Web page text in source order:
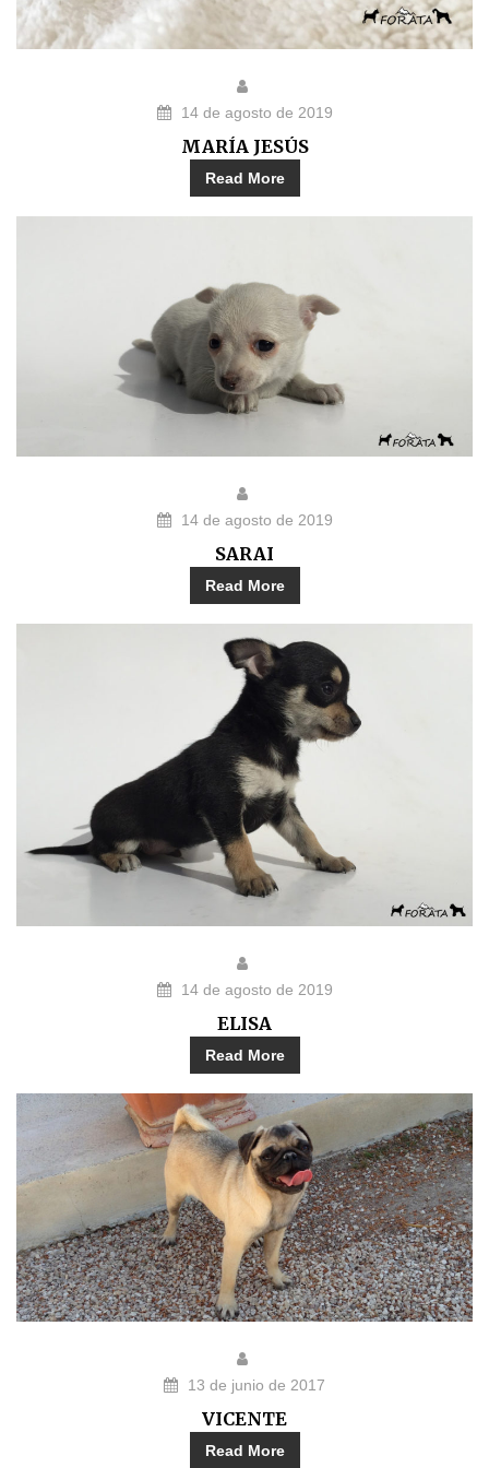
14 de agosto de 2019
MARÍA JESÚS
Read More
14 de agosto de 2019
SARAI
Read More
14 de agosto de 2019
ELISA
Read More
13 de junio de 2017
VICENTE
Read More